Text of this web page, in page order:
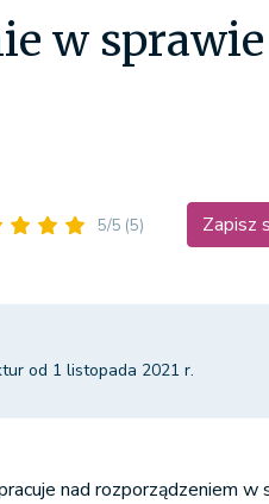
w
5/5 (5) Zapisz
od 1 listopada 2021 r.
nad rozporządzeniem w